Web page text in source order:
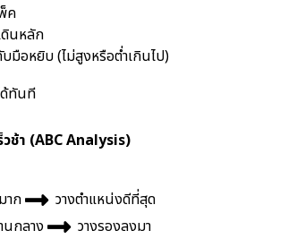
ค
ดินหลัก
มือหยิบ (ไม่สูงหรือต่ำเกินไป)
ด้ทันที
ช้า (ABC Analysis)
าก
วางตำแหน่งดีที่สุด
นกลาง
วางรองลงมา